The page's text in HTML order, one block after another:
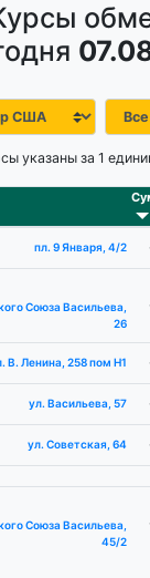
указаны за 1
пл. 9 Января, 4/2
Союза Васильева,
26
В. Ленина, 258 пом Н1
ул. Васильева, 57
ул. Советская, 64
Союза Васильева,
45/2